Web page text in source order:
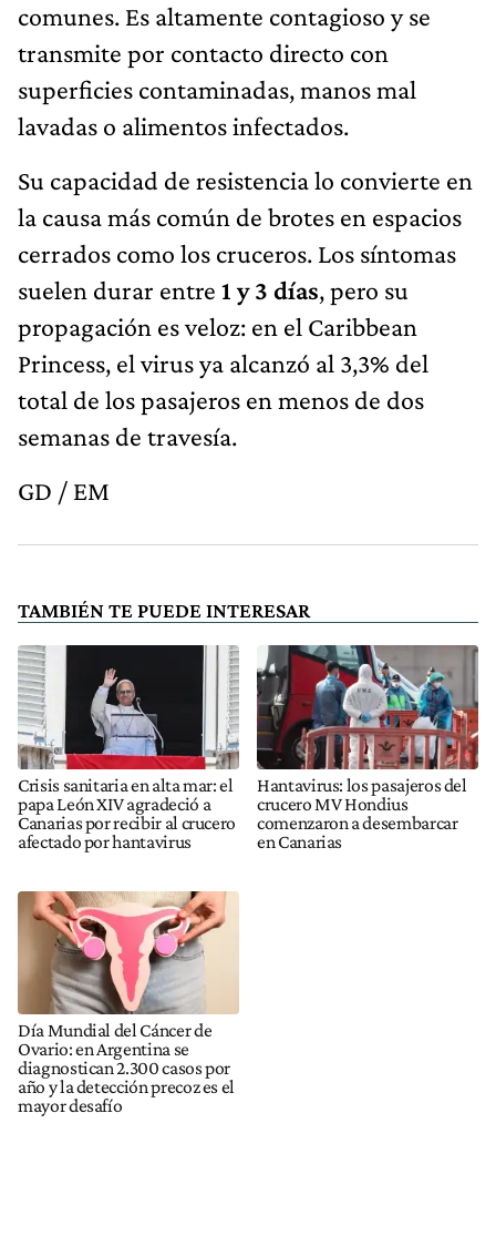
comunes. Es altamente contagioso y se
transmite por contacto directo con
superficies contaminadas, manos mal
lavadas o alimentos infectados.
Su capacidad de resistencia lo convierte en
la causa más común de brotes en espacios
cerrados como los cruceros. Los síntomas
suelen durar entre 1 y 3 días, pero su
propagación es veloz: en el Caribbean
Princess, el virus ya alcanzó al 3,3% del
total de los pasajeros en menos de dos
semanas de travesía.
GD / EM
TAMBIÉN TE PUEDE INTERESAR
Crisis sanitaria en alta mar: el
papa León XIV agradeció a
Canarias por recibir al crucero
afectado por hantavirus
Hantavirus: los pasajeros del
crucero MV Hondius
comenzaron a desembarcar
en Canarias
Día Mundial del Cáncer de
Ovario: en Argentina se
diagnostican 2.300 casos por
año y la detección precoz es el
mayor desafío